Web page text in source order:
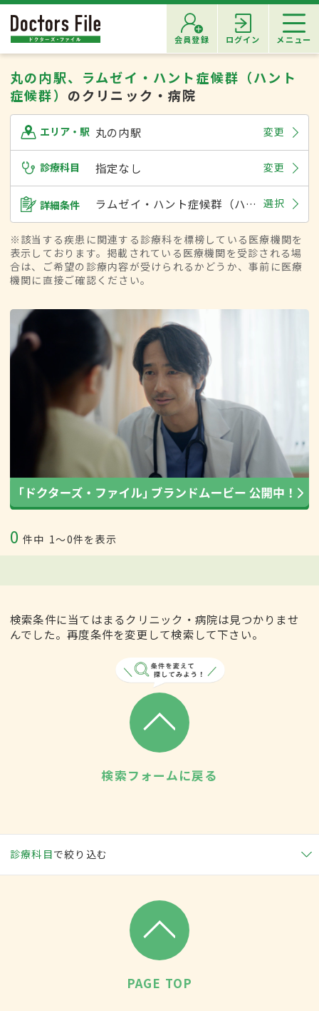
会員登録 ログイン メニュー
丸の内駅、ラムゼイ・ハント症候群（ハント
症候群） のクリニック・病院
エリア・駅 丸の内駅 変更
診療科目 指定なし 変更
詳細条件 ラムゼイ・ハント症候群（ハント症候群） 選択
※該当する疾患に関連する診療科を標榜している医療機関を
表示しております。掲載されている医療機関を受診される場
合は、ご希望の診療内容が受けられるかどうか、事前に医療
機関に直接ご確認ください。
0 件中 1〜0件を表示
検索条件に当てはまるクリニック・病院は見つかりませ
んでした。再度条件を変更して検索して下さい。
検索フォームに戻る
診療科目で絞り込む
PAGE TOP